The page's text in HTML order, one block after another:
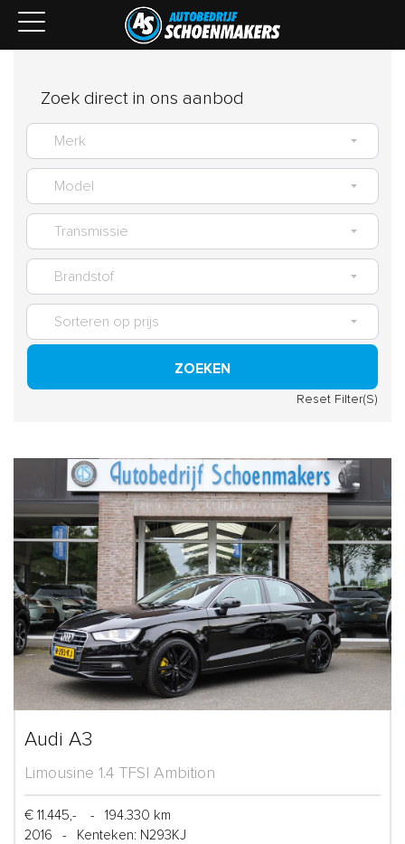
Zoek direct in ons aanbod
ZOEKEN
Reset Filter(S)
Audi A3
Limousine 1.4 TFSI Ambition
€ 11.445,- -
194.330 km
2016
- Kenteken: N293KJ